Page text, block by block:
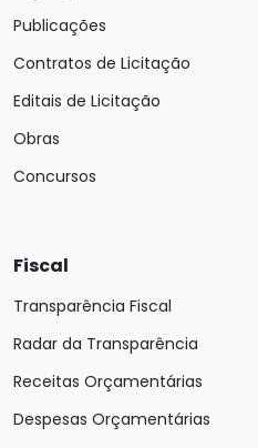
Publicações
Contratos de Licitação
Editais de Licitação
Obras
Concursos
Fiscal
Transparência Fiscal
Radar da Transparência
Receitas Orçamentárias
Despesas Orçamentárias